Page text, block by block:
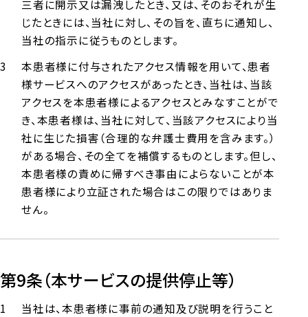
三者に開示又は漏洩したとき、又は、そのおそれが生
じたときには、当社に対し、その旨を、直ちに通知し、
当社の指示に従うものとします。
本患者様に付与されたアクセス情報を用いて、患者
様サービスへのアクセスがあったとき、当社は、当該
アクセスを本患者様によるアクセスとみなすことがで
き、本患者様は、当社に対して、当該アクセスにより当
社に生じた損害（合理的な弁護士費用を含みます。）
がある場合、その全てを補償するものとします。但し、
本患者様の責めに帰すべき事由によらないことが本
患者様により立証された場合はこの限りではありま
せん。
第9条（本サービスの提供停止等）
当社は、本患者様に事前の通知及び説明を行うこと